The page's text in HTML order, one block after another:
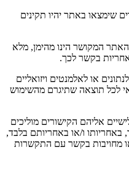
שימצאו באתר יהיו תקינים
המקושר הינו מהימן, מלא
בקשר לכך.
לנתונים או לאלמנטים ויזואליים
לכל תוצאה שתיגרם מהשימוש
אליהם הקישורים מוליכים
, באחריותו ו/או באחריותם בלבד,
מחויבות בקשר עם התקשרות